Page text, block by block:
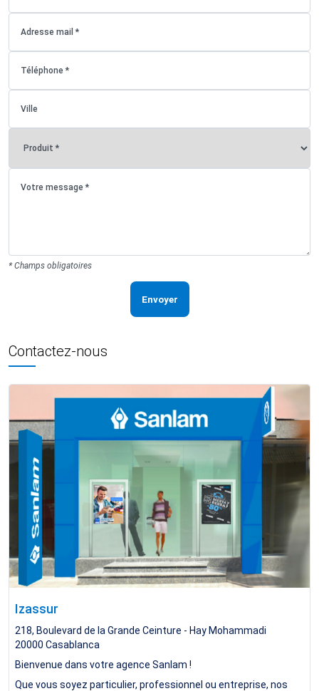
* Champs obligatoires
Envoyer
Contactez-nous
Izassur
218, Boulevard de la Grande Ceinture - Hay Mohammadi
20000 Casablanca
Bienvenue dans votre agence Sanlam !
Que vous soyez particulier, professionnel ou entreprise, nos